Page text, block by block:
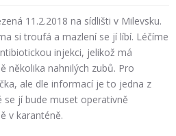
11.2.2018 na sídlišti v Milevsku.
si troufá a mazlení se jí líbí. Léčíme
injekci, jelikož má
několika nahnilých zubů. Pro
ale dle informací je to jedna z
se jí bude muset operativně
v karanténě.